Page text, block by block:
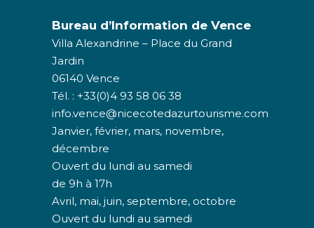
Bureau d’Information de Vence
Villa Alexandrine – Place du Grand
Jardin
06140 Vence
Tél. : +33(0)4 93 58 06 38
info.vence@nicecotedazurtourisme.com
Janvier, février, mars, novembre,
décembre
Ouvert du lundi au samedi
de 9h à 17h
Avril, mai, juin, septembre, octobre
Ouvert du lundi au samedi